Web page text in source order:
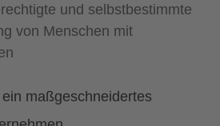
und selbstbestimmte
von Menschen mit
maßgeschneidertes